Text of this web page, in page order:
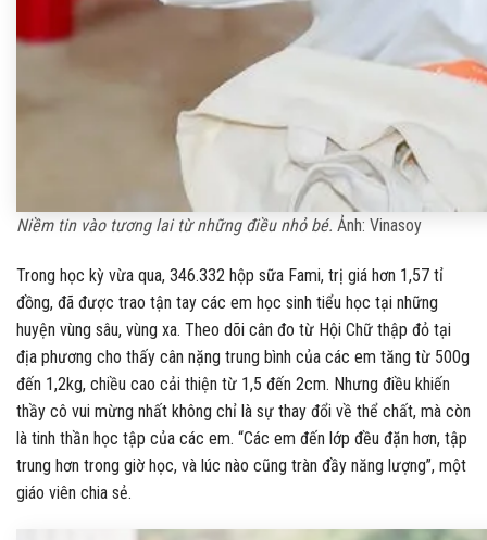
Niềm tin vào tương lai từ những điều nhỏ bé. Ảnh: Vinasoy
Trong học kỳ vừa qua, 346.332 hộp sữa Fami, trị giá hơn 1,57 tỉ
đồng, đã được trao tận tay các em học sinh tiểu học tại những
huyện vùng sâu, vùng xa. Theo dõi cân đo từ Hội Chữ thập đỏ tại
địa phương cho thấy cân nặng trung bình của các em tăng từ 500g
đến 1,2kg, chiều cao cải thiện từ 1,5 đến 2cm. Nhưng điều khiến
thầy cô vui mừng nhất không chỉ là sự thay đổi về thể chất, mà còn
là tinh thần học tập của các em. “Các em đến lớp đều đặn hơn, tập
trung hơn trong giờ học, và lúc nào cũng tràn đầy năng lượng”, một
giáo viên chia sẻ.